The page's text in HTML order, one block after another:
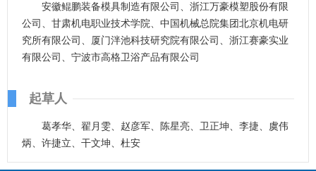
安徽鲲鹏装备模具制造有限公司、浙江万豪模塑股份有限
公司、甘肃机电职业技术学院、中国机械总院集团北京机电研
究所有限公司、厦门泮池科技研究院有限公司、浙江赛豪实业
有限公司、宁波市高格卫浴产品有限公司
起草人
葛孝华、翟月雯、赵彦军、陈星亮、卫正坤、李捷、虞伟
炳、许捷立、干文坤、杜安